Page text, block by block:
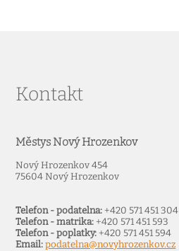
Kontakt
Městys Nový Hrozenkov
Nový Hrozenkov 454
75604 Nový Hrozenkov
Telefon - podatelna:+420 571 451 304
Telefon - matrika:+420 571 451 593
Telefon - poplatky:+420 571 451 594
Email: podatelna@novyhrozenkov.cz